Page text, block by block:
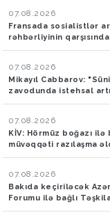
07.08.2026
Fransada sosialistlər
rəhbərliyinin
07.08.2026
Mikayıl Cabbarov:
zavodunda istehsal
07.08.2026
KİV: Hörmüz boğazı ilə
müvəqqəti razılaşma
07.08.2026
Bakıda keçiriləcək
Forumu ilə bağlı